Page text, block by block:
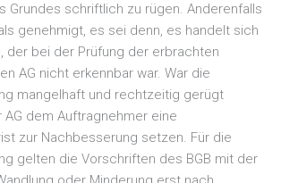
Grundes schriftlich zu rügen. Anderenfalls
genehmigt, es sei denn, es handelt sich
der bei der Prüfung der erbrachten
AG nicht erkennbar war. War die
mangelhaft und rechtzeitig gerügt
AG dem Auftragnehmer eine
zur Nachbesserung setzen. Für die
gelten die Vorschriften des BGB mit der